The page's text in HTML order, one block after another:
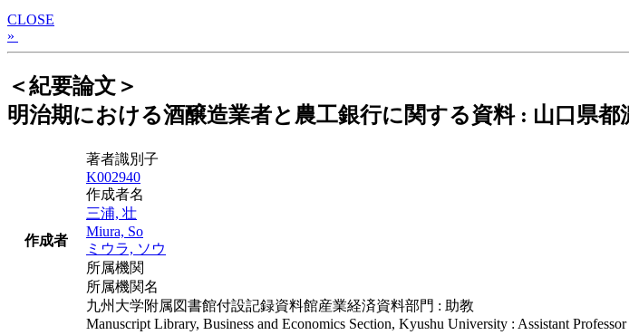
CLOSE
»
＜紀要論文＞
明治期における酒醸造業者と農工銀行に関する資料 : 山口県
作成者
著者識別子
K002940
作成者名
三浦, 壮
Miura, So
ミウラ, ソウ
所属機関
所属機関名
九州大学附属図書館付設記録資料館産業経済資料部門 : 助教
Manuscript Library, Business and Economics Section, Kyushu University : Assistant Professor